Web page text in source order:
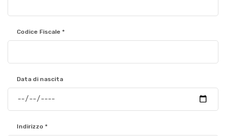
Codice Fiscale *
Data di nascita
Indirizzo *